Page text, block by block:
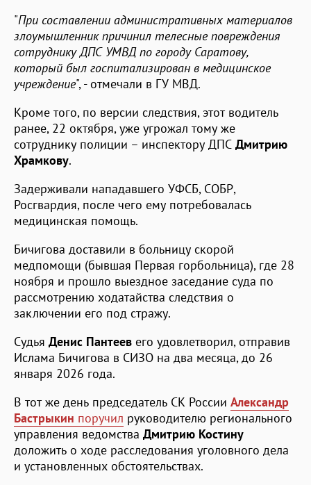
"При составлении административных материалов
злоумышленник причинил телесные повреждения
сотруднику ДПС УМВД по городу Саратову,
который был госпитализирован в медицинское
учреждение", - отмечали в ГУ МВД.
Кроме того, по версии следствия, этот водитель
ранее, 22 октября, уже угрожал тому же
сотруднику полиции – инспектору ДПС Дмитрию
Храмкову.
Задерживали нападавшего УФСБ, СОБР,
Росгвардия, после чего ему потребовалась
медицинская помощь.
Бичигова доставили в больницу скорой
медпомощи (бывшая Первая горбольница), где 28
ноября и прошло выездное заседание суда по
рассмотрению ходатайства следствия о
заключении его под стражу.
Судья Денис Пантеев его удовлетворил, отправив
Ислама Бичигова в СИЗО на два месяца, до 26
января 2026 года.
В тот же день председатель СК России Александр
Бастрыкин поручил руководителю регионального
управления ведомства Дмитрию Костину
доложить о ходе расследования уголовного дела
и установленных обстоятельствах.